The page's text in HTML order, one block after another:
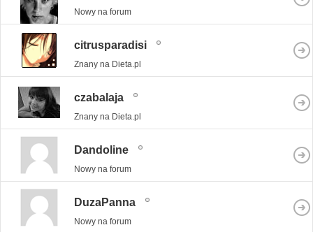
Nowy na forum
citrusparadisi
Znany na Dieta.pl
czabalaja
Znany na Dieta.pl
Dandoline
Nowy na forum
DuzaPanna
Nowy na forum